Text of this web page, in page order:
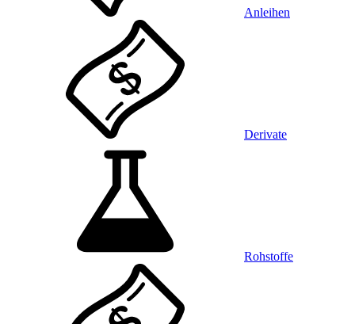
Anleihen
Derivate
Rohstoffe